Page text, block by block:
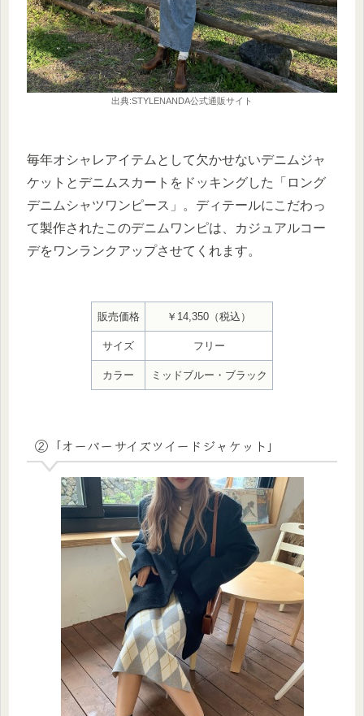
出典:STYLENANDA公式通販サイト
毎年オシャレアイテムとして欠かせないデニムジャ
ケットとデニムスカートをドッキングした「ロング
デニムシャツワンピース」。ディテールにこだわっ
て製作されたこのデニムワンピは、カジュアルコー
デをワンランクアップさせてくれます。
販売価格 ￥14,350（税込）
サイズ フリー
カラー ミッドブルー・ブラック
②「オーバーサイズツイードジャケット」